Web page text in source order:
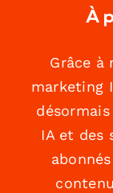
À
Grâce à
marketing
IA et des